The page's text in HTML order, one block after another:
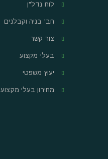
לוח נדל"ן
חב' בניה וקבלנים
צור קשר
בעלי מקצוע
יעוץ משפטי
מחירון בעלי מקצוע